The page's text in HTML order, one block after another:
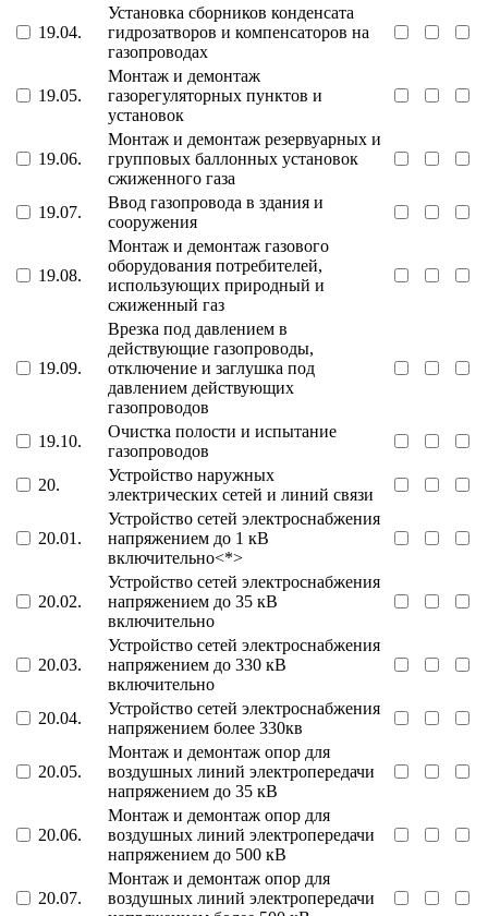
19.04.
Установка сборников конденсата
гидрозатворов и компенсаторов на
газопроводах
19.05.
Монтаж и демонтаж
газорегуляторных пунктов и
установок
19.06.
Монтаж и демонтаж резервуарных и
групповых баллонных установок
сжиженного газа
19.07.
Ввод газопровода в здания и
сооружения
19.08.
Монтаж и демонтаж газового
оборудования потребителей,
использующих природный и
сжиженный газ
19.09.
Врезка под давлением в
действующие газопроводы,
отключение и заглушка под
давлением действующих
газопроводов
19.10.
Очистка полости и испытание
газопроводов
20.
Устройство наружных
электрических сетей и линий связи
20.01.
Устройство сетей электроснабжения
напряжением до 1 кВ
включительно<*>
20.02.
Устройство сетей электроснабжения
напряжением до 35 кВ
включительно
20.03.
Устройство сетей электроснабжения
напряжением до 330 кВ
включительно
20.04.
Устройство сетей электроснабжения
напряжением более 330кв
20.05.
Монтаж и демонтаж опор для
воздушных линий электропередачи
напряжением до 35 кВ
20.06.
Монтаж и демонтаж опор для
воздушных линий электропередачи
напряжением до 500 кВ
20.07.
Монтаж и демонтаж опор для
воздушных линий электропередачи